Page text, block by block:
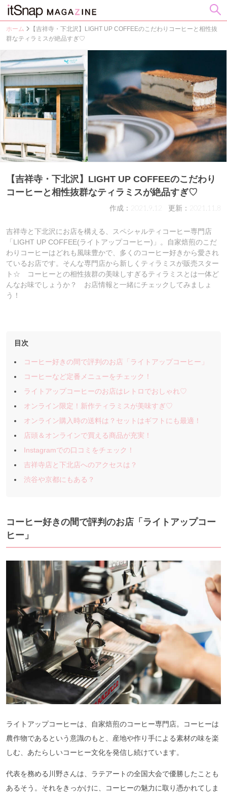
ホーム
【吉祥寺・下北沢】LIGHT UP COFFEEのこだわりコーヒーと相性抜
群なティラミスが絶品すぎ♡
【吉祥寺・下北沢】LIGHT UP COFFEEのこだわり
コーヒーと相性抜群なティラミスが絶品すぎ♡
作成：2021.9.12 更新：2021.11.8
吉祥寺と下北沢にお店を構える、スペシャルティコーヒー専門店
「LIGHT UP COFFEE(ライトアップコーヒー)」。自家焙煎のこだ
わりコーヒーはどれも風味豊かで、多くのコーヒー好きから愛され
ているお店です。そんな専門店から新しくティラミスが販売スター
ト☆ コーヒーとの相性抜群の美味しすぎるティラミスとは一体ど
んなお味でしょうか？ お店情報と一緒にチェックしてみましょ
う！
目次
コーヒー好きの間で評判のお店「ライトアップコーヒー」
コーヒーなど定番メニューをチェック！
ライトアップコーヒーのお店はレトロでおしゃれ♡
オンライン限定！新作ティラミスが美味すぎ♡
オンライン購入時の送料は？セットはギフトにも最適！
店頭＆オンラインで買える商品が充実！
Instagramでの口コミをチェック！
吉祥寺店と下北店へのアクセスは？
渋谷や京都にもある？
コーヒー好きの間で評判のお店「ライトアップコー
ヒー」
ライトアップコーヒーは、自家焙煎のコーヒー専門店。コーヒーは
農作物であるという意識のもと、産地や作り手による素材の味を楽
しむ、あたらしいコーヒー文化を発信し続けています。
代表を務める川野さんは、ラテアートの全国大会で優勝したことも
あるそう。それをきっかけに、コーヒーの魅力に取り憑かれてしま